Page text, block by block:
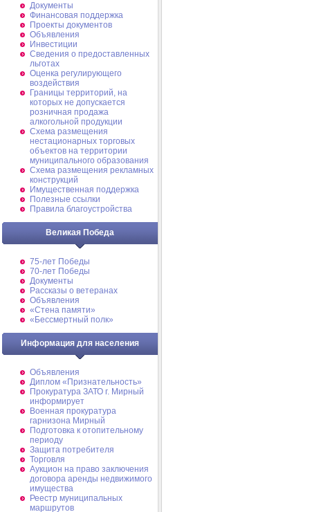
Документы
Финансовая поддержка
Проекты документов
Объявления
Инвестиции
Сведения о предоставленных
льготах
Оценка регулирующего
воздействия
Границы территорий, на
которых не допускается
розничная продажа
алкогольной продукции
Схема размещения
нестационарных торговых
объектов на территории
муниципального образования
Схема размещения рекламных
конструкций
Имущественная поддержка
Полезные ссылки
Правила благоустройства
Великая Победа
75-лет Победы
70-лет Победы
Документы
Рассказы о ветеранах
Объявления
«Стена памяти»
«Бессмертный полк»
Информация для населения
Объявления
Диплом «Признательность»
Прокуратура ЗАТО г. Мирный
информирует
Военная прокуратура
гарнизона Мирный
Подготовка к отопительному
периоду
Защита потребителя
Торговля
Аукцион на право заключения
договора аренды недвижимого
имущества
Реестр муниципальных
маршрутов